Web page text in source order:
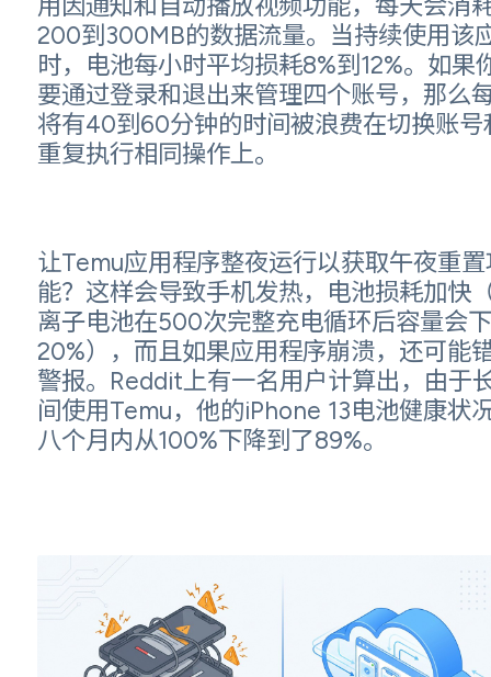
用因通知和自动播放视频功能，每天会消
200到300MB的数据流量。当持续使用该
时，电池每小时平均损耗8%到12%。如果
要通过登录和退出来管理四个账号，那么
将有40到60分钟的时间被浪费在切换账号
重复执行相同操作上。
让Temu应用程序整夜运行以获取午夜重置
能？这样会导致手机发热，电池损耗加快
离子电池在500次完整充电循环后容量会
20%），而且如果应用程序崩溃，还可能
警报。Reddit上有一名用户计算出，由于
间使用Temu，他的iPhone 13电池健康状
八个月内从100%下降到了89%。